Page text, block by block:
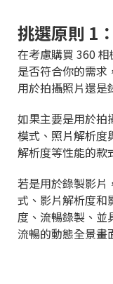
挑選原則 1
在考慮購買 360
是否符合你的需求
用於拍攝照片還是
如果主要是用於拍
模式、照片解析度
解析度等性能的款
若是用於錄製影片
式、影片解析度和
度、流暢錄製、並
流暢的動態全景畫